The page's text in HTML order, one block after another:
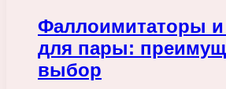
Фаллоимитаторы
для пары:
выбор